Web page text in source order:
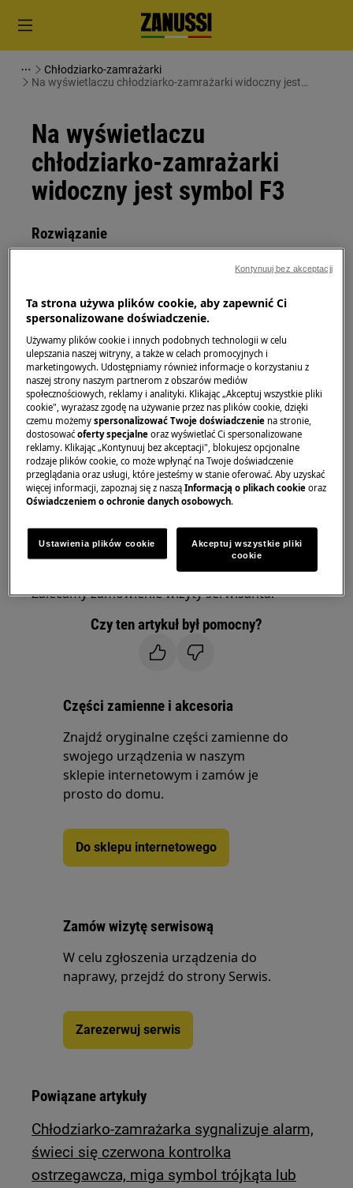
Chłodziarko-zamrażarki
Na wyświetlaczu chłodziarko-zamrażarki widoczny jest
Na wyświetlaczu
chłodziarko-zamrażarki
widoczny jest symbol F3
Rozwiązanie
Komunikat o błędzie F3, F4 lub F5 na
wyświetlaczu chłodziarki / chłodziarko-
zamrażarki
Dotyczy
Chłodziarki
Chłodziarko-zamrażarki
Rozwiązanie
1. Należy skontaktować się z autoryzowanym
centrum serwisowym.
Widoczny na wyświetlaczu komunikat o błędzie
F3, F4 lub F5 sygnalizuje problem z wadliwym
czujnikiem temperatury.
Zalecamy zamówienie wizyty serwisanta.
Czy ten artykuł był pomocny?
Części zamienne i akcesoria
Znajdź oryginalne części zamienne do
swojego urządzenia w naszym
sklepie internetowym i zamów je
prosto do domu.
Do sklepu internetowego
Zamów wizytę serwisową
W celu zgłoszenia urządzenia do
naprawy, przejdź do strony Serwis.
Zarezerwuj serwis
Powiązane artykuły
Chłodziarko-zamrażarka sygnalizuje alarm,
świeci się czerwona kontrolka
ostrzegawcza, miga symbol trójkąta lub
Ta strona używa plików cookie, aby zapewnić Ci
spersonalizowane doświadczenie.
Używamy plików cookie i innych podobnych technologii w celu
ulepszania naszej witryny, a także w celach promocyjnych i
marketingowych. Udostępniamy również informacje o korzystaniu z
naszej strony naszym partnerom z obszarów mediów
społecznościowych, reklamy i analityki. Klikając „Akceptuj wszystkie pliki
cookie", wyrażasz zgodę na używanie przez nas plików cookie, dzięki
czemu możemyspersonalizować Twoje doświadczenie na stronie,
dostosowaćoferty specjalne oraz wyświetlać Ci spersonalizowane
reklamy. Klikając „Kontynuuj bez akceptacji", blokujesz opcjonalne
rodzaje plików cookie, co może wpłynąć na Twoje doświadczenie
przeglądania oraz usługi, które jesteśmy w stanie oferować. Aby uzyskać
więcej informacji, zapoznaj się z nasząInformacją o plikach cookie oraz
Oświadczeniem o ochronie danych osobowych.
Ustawienia plików cookie
Akceptuj wszystkie pliki
cookie
Kontynuuj bez akceptacji